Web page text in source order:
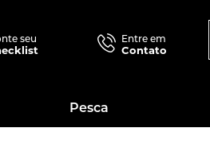
seu Entre em
Contato
Pesca